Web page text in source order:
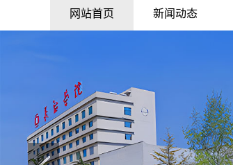
网站首页 新闻动态